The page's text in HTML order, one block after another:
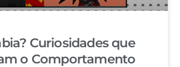
Curiosidades que
o Comportamento